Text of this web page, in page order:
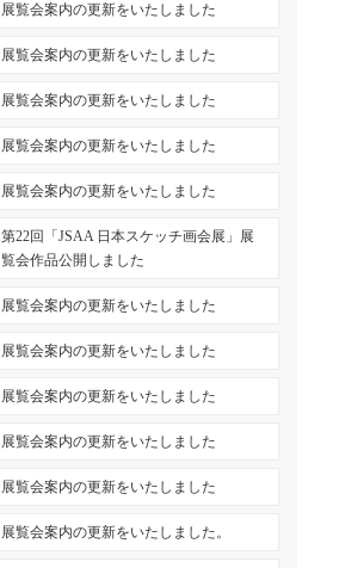
展覧会案内の更新をいたしました
展覧会案内の更新をいたしました
展覧会案内の更新をいたしました
展覧会案内の更新をいたしました
展覧会案内の更新をいたしました
第22回「JSAA 日本スケッチ画会展」展
覧会作品公開しました
展覧会案内の更新をいたしました
展覧会案内の更新をいたしました
展覧会案内の更新をいたしました
展覧会案内の更新をいたしました
展覧会案内の更新をいたしました
展覧会案内の更新をいたしました。